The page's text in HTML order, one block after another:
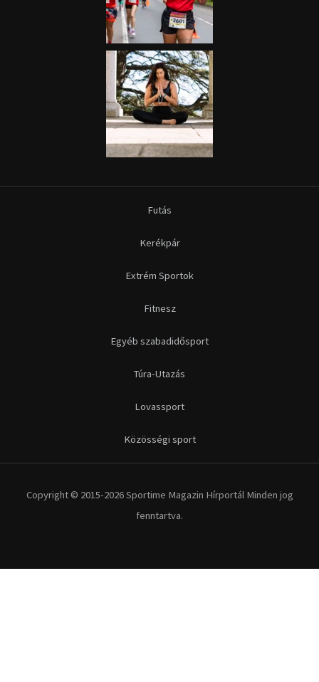
Futás
Kerékpár
Extrém Sportok
Fitnesz
Egyéb szabadidősport
Túra-Utazás
Lovassport
Közösségi sport
Copyright © 2015-2026 Sportime Magazin Hírportál Minden jog
fenntartva.